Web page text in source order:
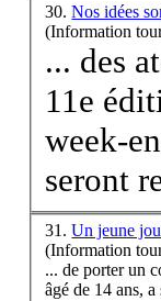
30.Nos idées
(Information
... des
11e
week-
seront
31.Un jeune
(Information
... de porter un
âgé de 14 ans,